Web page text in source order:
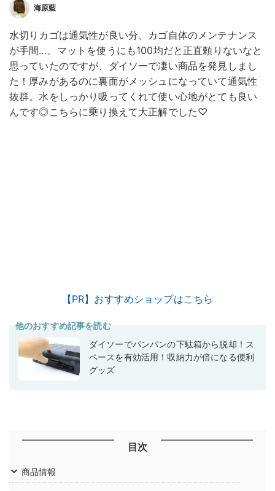
海原藍
水切りカゴは通気性が良い分、カゴ自体のメンテナンス
が手間…。マットを使うにも100均だと正直頼りないなと
思っていたのですが、ダイソーで凄い商品を発見しまし
た！厚みがあるのに裏面がメッシュになっていて通気性
抜群。水をしっかり吸ってくれて使い心地がとても良い
んです◎こちらに乗り換えて大正解でした♡
【PR】おすすめショップはこちら
他のおすすめ記事を読む
ダイソーでパンパンの下駄箱から脱却！ス
ペースを有効活用！収納力が倍になる便利
グッズ
目次
商品情報